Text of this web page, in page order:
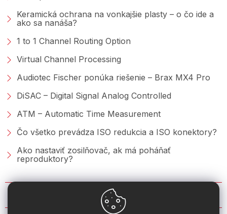
Keramická ochrana na vonkajšie plasty – o čo ide a
ako sa nanáša?
1 to 1 Channel Routing Option
Virtual Channel Processing
Audiotec Fischer ponúka riešenie – Brax MX4 Pro
DiSAC – Digital Signal Analog Controlled
ATM – Automatic Time Measurement
Čo všetko prevádza ISO redukcia a ISO konektory?
Ako nastaviť zosilňovač, ak má poháňať
reproduktory?
KONTAKT